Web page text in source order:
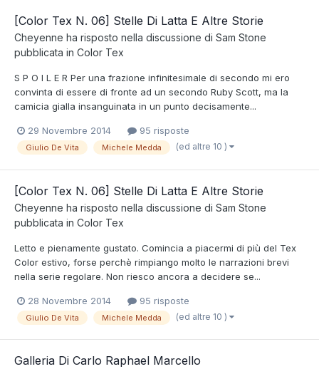
[Color Tex N. 06] Stelle Di Latta E Altre Storie
Cheyenne ha risposto nella discussione di Sam Stone
pubblicata in Color Tex
S P O I L E R Per una frazione infinitesimale di secondo mi ero
convinta di essere di fronte ad un secondo Ruby Scott, ma la
camicia gialla insanguinata in un punto decisamente...
29 Novembre 2014 95 risposte
Giulio De Vita Michele Medda (ed altre 10 )
[Color Tex N. 06] Stelle Di Latta E Altre Storie
Cheyenne ha risposto nella discussione di Sam Stone
pubblicata in Color Tex
Letto e pienamente gustato. Comincia a piacermi di più del Tex
Color estivo, forse perchè rimpiango molto le narrazioni brevi
nella serie regolare. Non riesco ancora a decidere se...
28 Novembre 2014 95 risposte
Giulio De Vita Michele Medda (ed altre 10 )
Galleria Di Carlo Raphael Marcello